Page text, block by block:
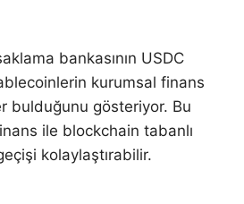
bankasının USDC
kurumsal finans
bulduğunu gösteriyor. Bu
ile blockchain tabanlı
kolaylaştırabilir.